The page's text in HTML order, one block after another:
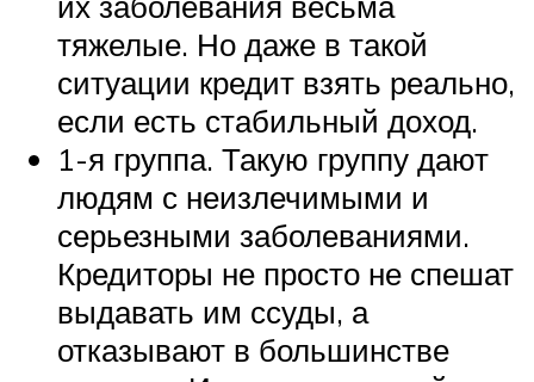
тяжелые. Но даже в такой
ситуации кредит взять реально,
если есть стабильный доход.
1-я группа. Такую группу дают
людям с неизлечимыми и
серьезными заболеваниями.
Кредиторы не просто не спешат
выдавать им ссуды, а
отказывают в большинстве